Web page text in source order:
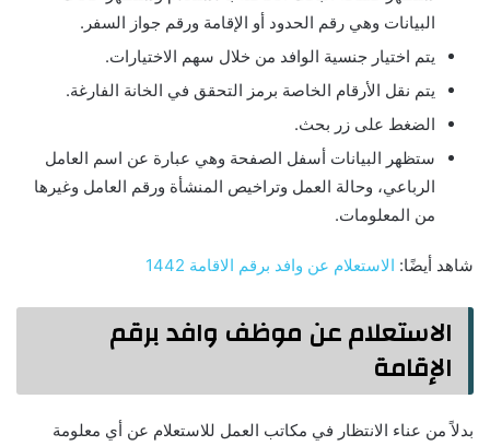
البيانات وهي رقم الحدود أو الإقامة ورقم جواز السفر.
يتم اختيار جنسية الوافد من خلال سهم الاختيارات.
يتم نقل الأرقام الخاصة برمز التحقق في الخانة الفارغة.
الضغط على زر بحث.
ستظهر البيانات أسفل الصفحة وهي عبارة عن اسم العامل
الرباعي، وحالة العمل وتراخيص المنشأة ورقم العامل وغيرها
من المعلومات.
شاهد أيضًا: الاستعلام عن وافد برقم الاقامة 1442
الاستعلام عن موظف وافد برقم
الإقامة
بدلاً من عناء الانتظار في مكاتب العمل للاستعلام عن أي معلومة